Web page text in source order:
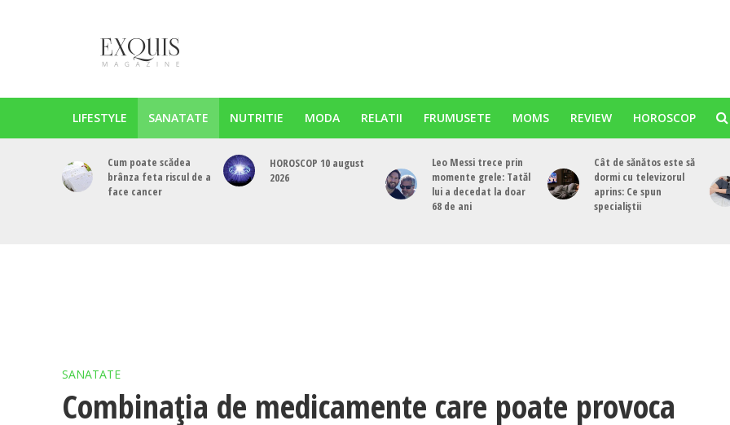
LIFESTYLE SANATATE NUTRITIE MODA RELATII FRUMUSETE MOMS REVIEW HOROSCOP
Cum poate scădea
brânza feta riscul de a
face cancer
HOROSCOP 10 august
2026
Leo Messi trece prin
momente grele: Tatăl
lui a decedat la doar
68 de ani
Cât de sănătos este să
dormi cu televizorul
aprins: Ce spun
specialiștii
SANATATE
Combinația de medicamente care poate provoca